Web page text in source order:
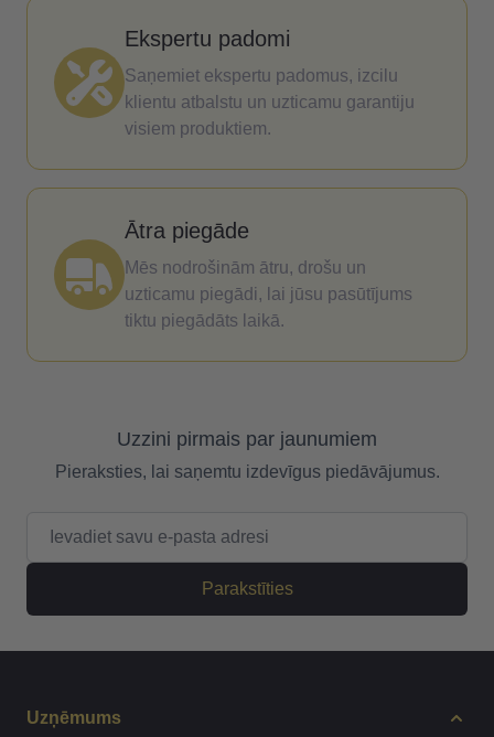
Ekspertu padomi
Saņemiet ekspertu padomus, izcilu
klientu atbalstu un uzticamu garantiju
visiem produktiem.
Ātra piegāde
Mēs nodrošinām ātru, drošu un
uzticamu piegādi, lai jūsu pasūtījums
tiktu piegādāts laikā.
Uzzini pirmais par jaunumiem
Pieraksties, lai saņemtu izdevīgus piedāvājumus.
Parakstīties
Uzņēmums